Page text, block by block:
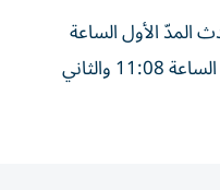
الأول الساعة
15:56 والثاني 07:29 والجزر الأول الساعة 11:08 والثاني